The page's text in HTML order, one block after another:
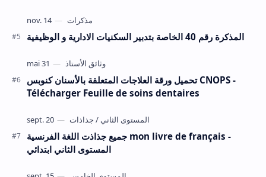
المذكرة رقم 40 الخاصة بتدبير السكنيات الادارية و الوظيفية
تحميل ورقة العلاجات المتعلقة بالأسنان كنوبس CNOPS -
Télécharger Feuille de soins dentaires
جميع جذاذت اللغة الفرنسية mon livre de français -
المستوى الثاني ابتدائي